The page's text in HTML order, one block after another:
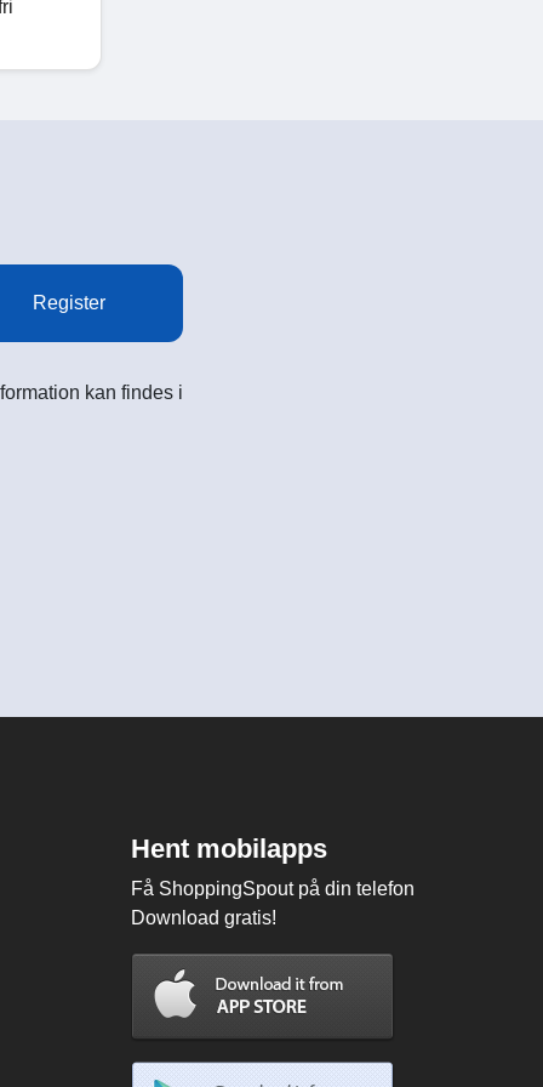
Register
kan findes i
Hent mobilapps
Få ShoppingSpout på din telefon
Download gratis!